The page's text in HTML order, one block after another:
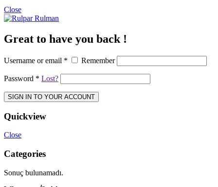
Close
Great to have you back !
Username or email * Remember
Password * Lost?
SIGN IN TO YOUR ACCOUNT
Quickview
Close
Categories
Sonuç bulunamadı.